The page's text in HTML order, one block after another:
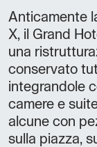
Anticamente
X, il Grand
una
conservato
integrandole
camere e
alcune con
sulla piazza,